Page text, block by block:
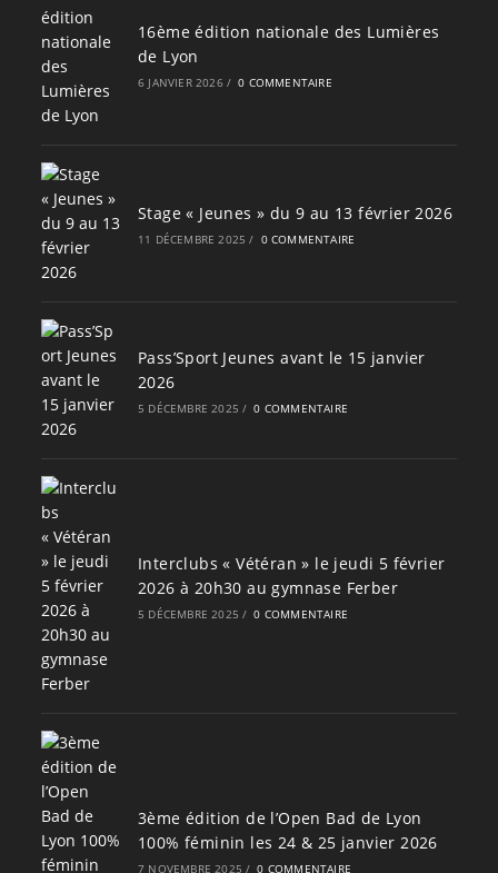
16ème édition nationale des Lumières
de Lyon
6 JANVIER 2026 / 0 COMMENTAIRE
Stage « Jeunes » du 9 au 13 février 2026
11 DÉCEMBRE 2025 / 0 COMMENTAIRE
Pass’Sport Jeunes avant le 15 janvier
2026
5 DÉCEMBRE 2025 / 0 COMMENTAIRE
Interclubs « Vétéran » le jeudi 5 février
2026 à 20h30 au gymnase Ferber
5 DÉCEMBRE 2025 / 0 COMMENTAIRE
3ème édition de l’Open Bad de Lyon
100% féminin les 24 & 25 janvier 2026
7 NOVEMBRE 2025 / 0 COMMENTAIRE